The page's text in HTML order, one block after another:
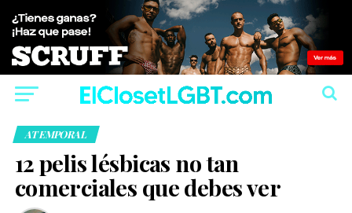
ATEMPORAL
12 pelis lésbicas no tan
comerciales que debes ver